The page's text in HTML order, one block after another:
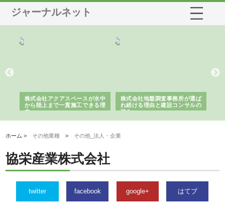
ジャーナルネット
株式会社アクアスペースが水中
から陸上まで一貫施工できる理
由
株式会社地盤調査事務所が選ば
れ続ける理由と建設コンサルの
強み
ホーム > その他業種 > その他_法人・企業
協栄産業株式会社
twitter facebook google+ はてブ